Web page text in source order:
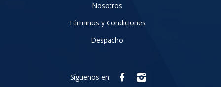
Nosotros
Términos y Condiciones
Despacho
Síguenos en: